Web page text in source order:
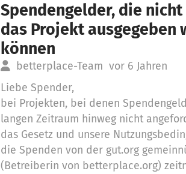
Spendengelder, die
das Projekt ausgegeben
können
betterplace-Team vor 6 Jahren
Liebe Spender,
bei Projekten, bei denen
langen Zeitraum hinweg nicht
das Gesetz und unsere
die Spenden von der gut.org
(Betreiberin von betterplace.org)